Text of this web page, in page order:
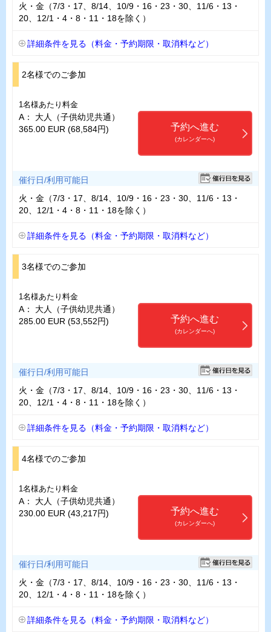
火・金（7/3・17、8/14、10/9・16・23・30、11/6・13・
20、12/1・4・8・11・18を除く）
詳細条件を見る（料金・予約期限・取消料など）
2名様でのご参加
1名様あたり料金
A： 大人（子供幼児共通）
365.00 EUR (68,584円)
予約へ進む
(カレンダーへ)
催行日/利用可能日
火・金（7/3・17、8/14、10/9・16・23・30、11/6・13・
20、12/1・4・8・11・18を除く）
詳細条件を見る（料金・予約期限・取消料など）
3名様でのご参加
1名様あたり料金
A： 大人（子供幼児共通）
285.00 EUR (53,552円)
予約へ進む
(カレンダーへ)
催行日/利用可能日
火・金（7/3・17、8/14、10/9・16・23・30、11/6・13・
20、12/1・4・8・11・18を除く）
詳細条件を見る（料金・予約期限・取消料など）
4名様でのご参加
1名様あたり料金
A： 大人（子供幼児共通）
230.00 EUR (43,217円)
予約へ進む
(カレンダーへ)
催行日/利用可能日
火・金（7/3・17、8/14、10/9・16・23・30、11/6・13・
20、12/1・4・8・11・18を除く）
詳細条件を見る（料金・予約期限・取消料など）